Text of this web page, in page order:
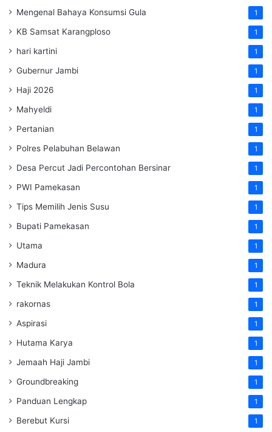
Mengenal Bahaya Konsumsi Gula 1
KB Samsat Karangploso 1
hari kartini 1
Gubernur Jambi 1
Haji 2026 1
Mahyeldi 1
Pertanian 1
Polres Pelabuhan Belawan 1
Desa Percut Jadi Percontohan Bersinar 1
PWI Pamekasan 1
Tips Memilih Jenis Susu 1
Bupati Pamekasan 1
Utama 1
Madura 1
Teknik Melakukan Kontrol Bola 1
rakornas 1
Aspirasi 1
Hutama Karya 1
Jemaah Haji Jambi 1
Groundbreaking 1
Panduan Lengkap 1
Berebut Kursi 1